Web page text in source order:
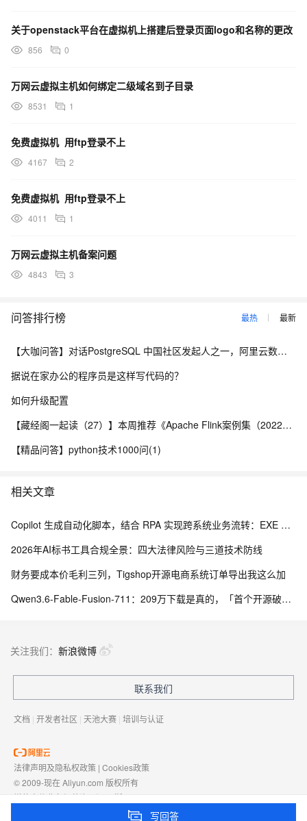
关于openstack平台在虚拟机上搭建后登录页面logo和名称的更改
856 0
万网云虚拟主机如何绑定二级域名到子目录
8531 1
免费虚拟机 用ftp登录不上
4167 2
免费虚拟机 用ftp登录不上
4011 1
万网云虚拟主机备案问题
4843 3
问答排行榜 最热 最新
【大咖问答】对话PostgreSQL 中国社区发起人之一，阿里云数据库高级专家 德哥
据说在家办公的程序员是这样写代码的？
如何升级配置
【藏经阁一起读（27）】本周推荐《Apache Flink案例集（2022版）》，你有哪些心得？
【精品问答】python技术1000问(1)
相关文章
Copilot 生成自动化脚本，结合 RPA 实现跨系统业务流转：EXE 打包与内网离线部署实践
2026年AI标书工具合规全景：四大法律风险与三道技术防线
财务要成本价毛利三列，Tigshop开源电商系统订单导出我这么加
Qwen3.6-Fable-Fusion-711：209万下载是真的，「首个开源破700」得另说
写回答
关注我们： 新浪微博
联系我们
文档 | 开发者社区 | 天池大赛 | 培训与认证
法律声明及隐私权政策 | Cookies政策
© 2009-现在 Aliyun.com 版权所有
增值电信业务经营许可证： 浙B2-20080101
浙D3-20210002